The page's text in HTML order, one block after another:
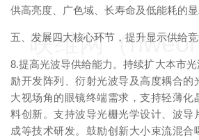
供高亮度、广色域、长寿命及低能耗的显
五、发展四大核心环节，提升显示供给
8.提高光波导供给能力。持续扩大本市
励开发阵列、衍射光波导及高度耦合的
大视场角的眼镜终端需求，支持轻薄化
料创新。支持波导光栅光学设计、波导
成等技术研发。鼓励创新大小束流混合
映维网（